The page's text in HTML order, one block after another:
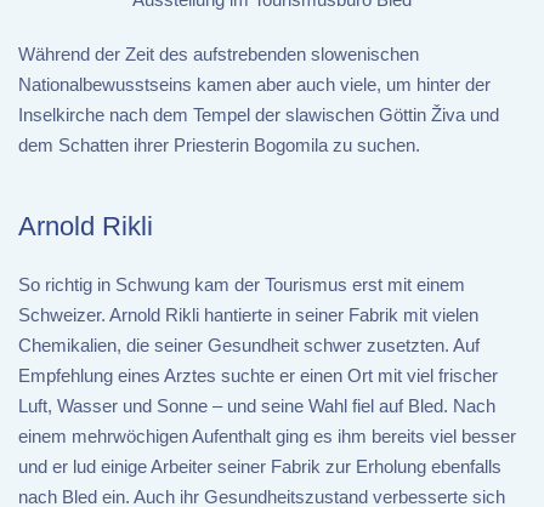
Während der Zeit des aufstrebenden slowenischen
Nationalbewusstseins kamen aber auch viele, um hinter der
Inselkirche nach dem Tempel der slawischen Göttin Živa und
dem Schatten ihrer Priesterin Bogomila zu suchen.
Arnold Rikli
So richtig in Schwung kam der Tourismus erst mit einem
Schweizer. Arnold Rikli hantierte in seiner Fabrik mit vielen
Chemikalien, die seiner Gesundheit schwer zusetzten. Auf
Empfehlung eines Arztes suchte er einen Ort mit viel frischer
Luft, Wasser und Sonne – und seine Wahl fiel auf Bled. Nach
einem mehrwöchigen Aufenthalt ging es ihm bereits viel besser
und er lud einige Arbeiter seiner Fabrik zur Erholung ebenfalls
nach Bled ein. Auch ihr Gesundheitszustand verbesserte sich